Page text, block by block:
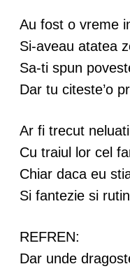
Au fost o vreme
Si-aveau atatea
Sa-ti spun
Dar tu citeste’o
Ar fi trecut
Cu traiul lor cel
Chiar daca eu
Si fantezie si
REFREN:
Dar unde